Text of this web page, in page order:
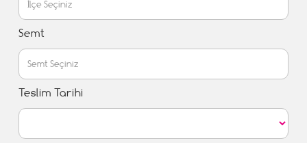
Semt
Teslim Tarihi